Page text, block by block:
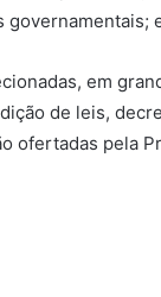
governamentais;
em
de leis,
ofertadas pela